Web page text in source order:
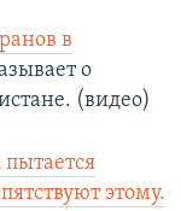
в
о
(видео)
этому.